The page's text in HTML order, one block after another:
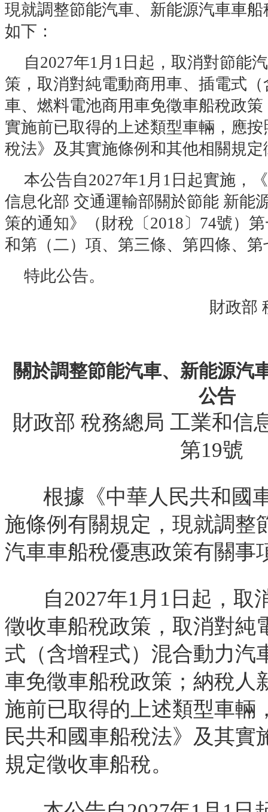
現就調整節能汽車、新能源汽車車
如下：
自2027年1月1日起，取消對節能
策，取消對純電動商用車、插電式
車、燃料電池商用車免徵車船稅政
實施前已取得的上述類型車輛，應
稅法》及其實施條例和其他相關規
本公告自2027年1月1日起實施，
信息化部 交通運輸部關於節能 新能
策的通知》（財稅〔2018〕74號）
和第（二）項、第三條、第四條、
特此公告。
財政部
關於調整節能汽車、新能源汽
公告
財政部 稅務總局 工業和信
第19號
根據《中華人民共和國
施條例有關規定，現就調整
汽車車船稅優惠政策有關事
自2027年1月1日起，取
徵收車船稅政策，取消對純
式（含增程式）混合動力汽
車免徵車船稅政策；納稅人
施前已取得的上述類型車輛
民共和國車船稅法》及其實
規定徵收車船稅。